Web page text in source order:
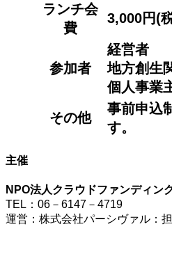
ランチ会
費
3,000円(
参加者
経営者
地方創生
個人事業
その他
事前申込
す。
主催
NPO法人クラウドファンディン
TEL：06－6147－4719
運営：株式会社パーシヴァル：